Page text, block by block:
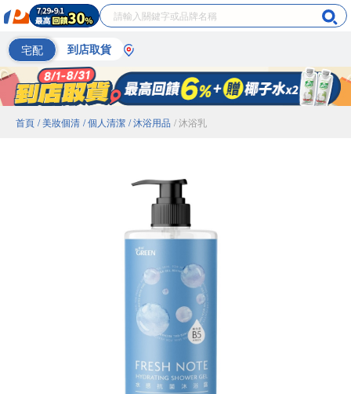
宅配 到店取貨
首頁 / 美妝個清 / 個人清潔 / 沐浴用品 / 沐浴乳